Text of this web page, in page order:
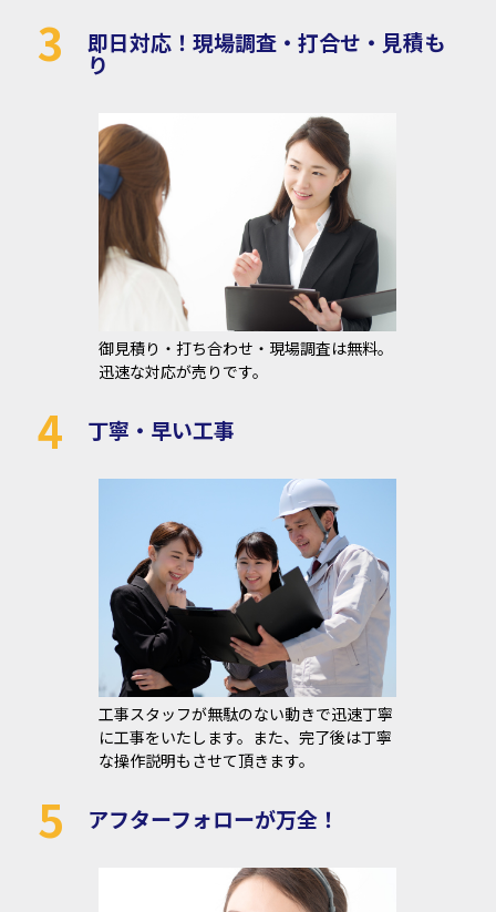
3 即日対応！現場調査・打合せ・見積も
り
御見積り・打ち合わせ・現場調査は無料。
迅速な対応が売りです。
4 丁寧・早い工事
工事スタッフが無駄のない動きで迅速丁寧
に工事をいたします。また、完了後は丁寧
な操作説明もさせて頂きます。
5 アフターフォローが万全！